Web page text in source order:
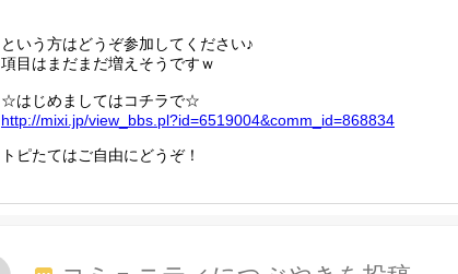
という方はどうぞ参加してください♪
項目はまだまだ増えそうですｗ
☆はじめましてはコチラで☆
http://mixi.jp/view_bbs.pl?id=6519004&comm _id=868834
トピたてはご自由にどうぞ！